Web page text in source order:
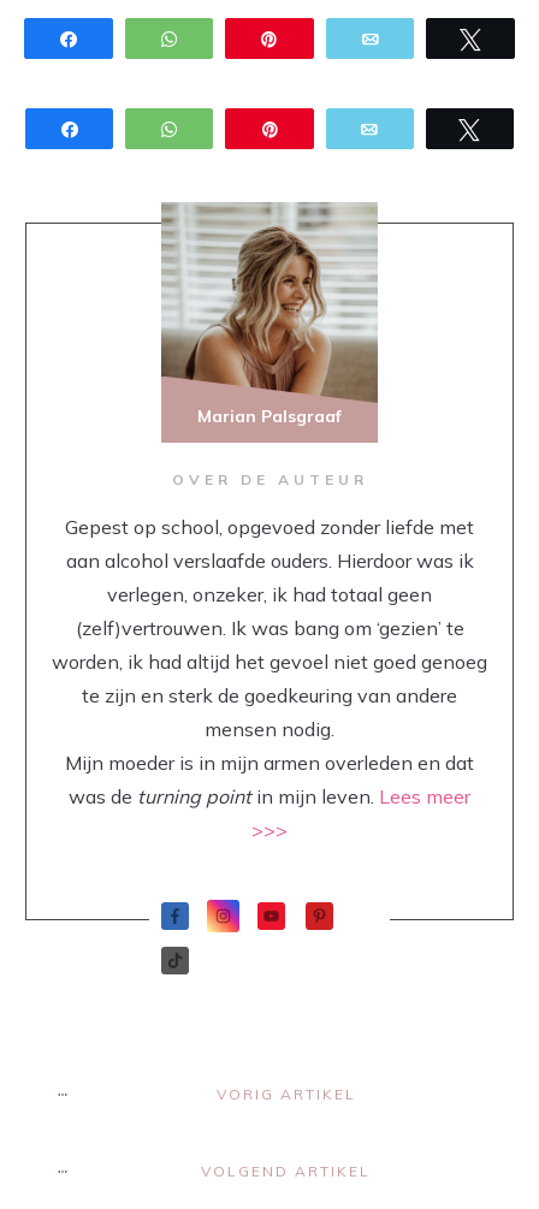
WhatsApp
WhatsApp
OVER DE AUTEUR
Gepest op school, opgevoed zonder liefde met
aan alcohol verslaafde ouders. Hierdoor was ik
verlegen, onzeker, ik had totaal geen
(zelf)vertrouwen. Ik was bang om ‘gezien’ te
worden, ik had altijd het gevoel niet goed genoeg
te zijn en sterk de goedkeuring van andere
mensen nodig.
Mijn moeder is in mijn armen overleden en dat
was de turning pointin mijn leven. Lees meer
>>>
Marian Palsgraaf
VORIG ARTIKEL
VOLGEND ARTIKEL